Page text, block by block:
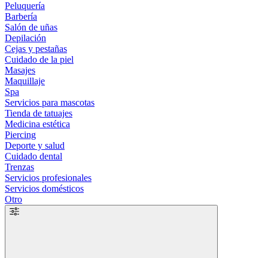
Peluquería
Barbería
Salón de uñas
Depilación
Cejas y pestañas
Cuidado de la piel
Masajes
Maquillaje
Spa
Servicios para mascotas
Tienda de tatuajes
Medicina estética
Piercing
Deporte y salud
Cuidado dental
Trenzas
Servicios profesionales
Servicios domésticos
Otro